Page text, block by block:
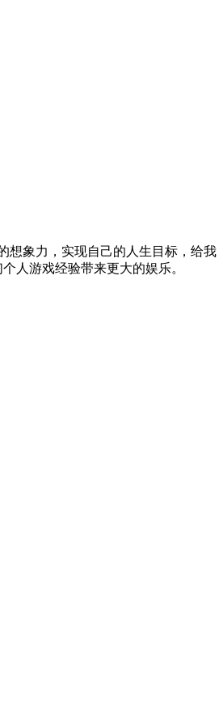
想象力，实现自己的人生目标，给我
人 游戏经验带来更大的娱乐。